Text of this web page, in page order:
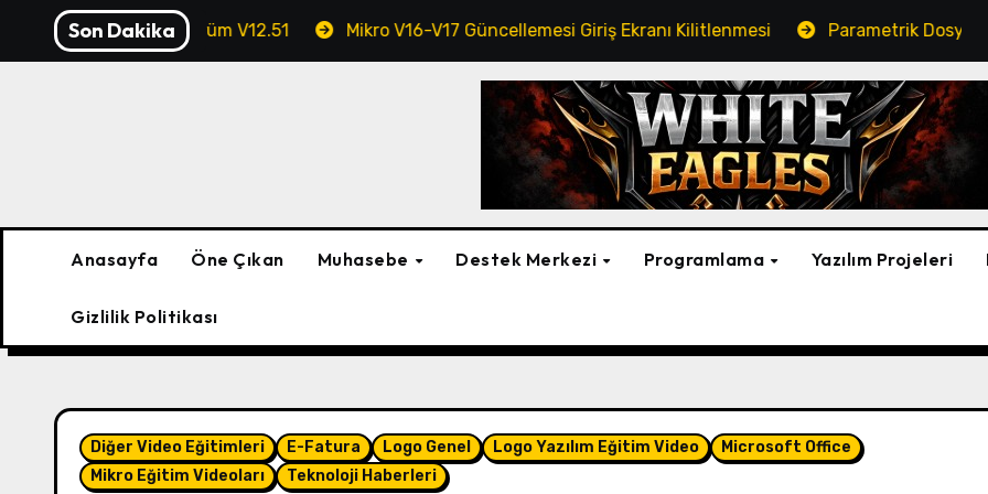
Son Dakika
Sürüm V12.51 Mikro V16-V17 Güncellemesi Giriş Ekranı Kilitlenmesi Parametrik Dosya Kopyalama
Anasayfa Öne Çıkan Muhasebe Destek Merkezi Programlama Yazılım Projeleri
Gizlilik Politikası
Diğer Video Eğitimleri E-Fatura Logo Genel Logo Yazılım Eğitim Video
Microsoft Office
Mikro Eğitim Videoları
Teknoloji Haberleri